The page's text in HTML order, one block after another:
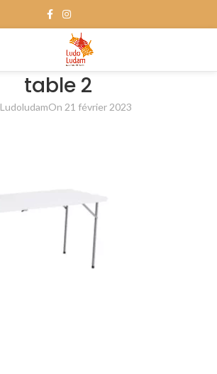
table 2
LudoludamOn 21 février 2023